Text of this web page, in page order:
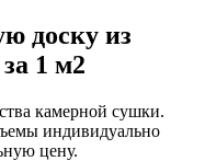
доску из
1 м2
камерной сушки.
индивидуально
цену.